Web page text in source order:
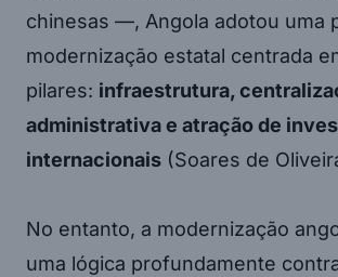
chinesas —, Angola adotou uma
modernização estatal centrada
pilares: infraestrutura,
administrativa e atração de
internacionais (Soares de
No entanto, a modernização
uma lógica profundamente